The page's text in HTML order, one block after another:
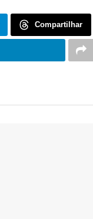
Compartilhar